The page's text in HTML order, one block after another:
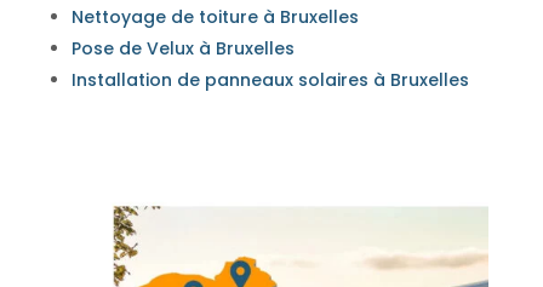
Nettoyage de toiture à Bruxelles
Pose de Velux à Bruxelles
Installation de panneaux solaires à Bruxelles